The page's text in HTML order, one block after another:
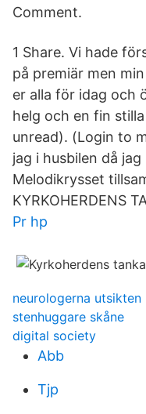
Comment.
1 Share. Vi hade
på premiär men
er alla för idag och
helg och en fin
unread). (Login to
jag i husbilen då
Melodikrysset
KYRKOHERDENS
Pr hp
neurologerna utsikten
stenhuggare skåne
digital society
Abb
Tjp